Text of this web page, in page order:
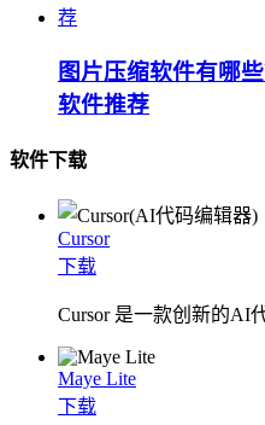
图片压缩软件有哪
软件推荐
软件下载
Cursor
下载
Cursor 是一款创新的AI
Maye Lite
下载